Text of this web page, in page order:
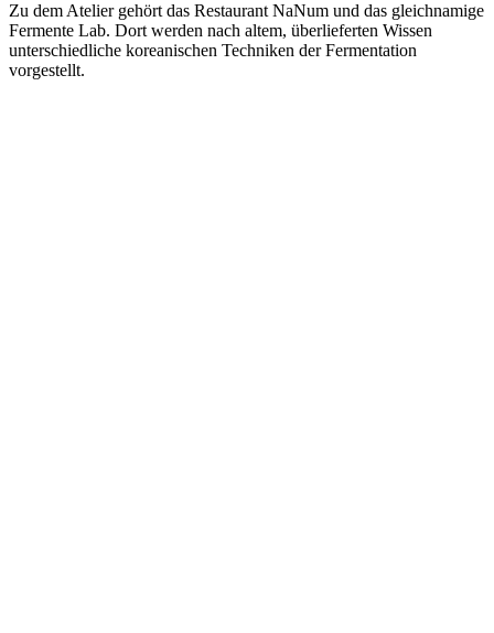
Zu dem Atelier gehört das Restaurant NaNum und das gleichnamige
Fermente Lab. Dort werden nach altem, überlieferten Wissen
unterschiedliche koreanischen Techniken der Fermentation
vorgestellt.